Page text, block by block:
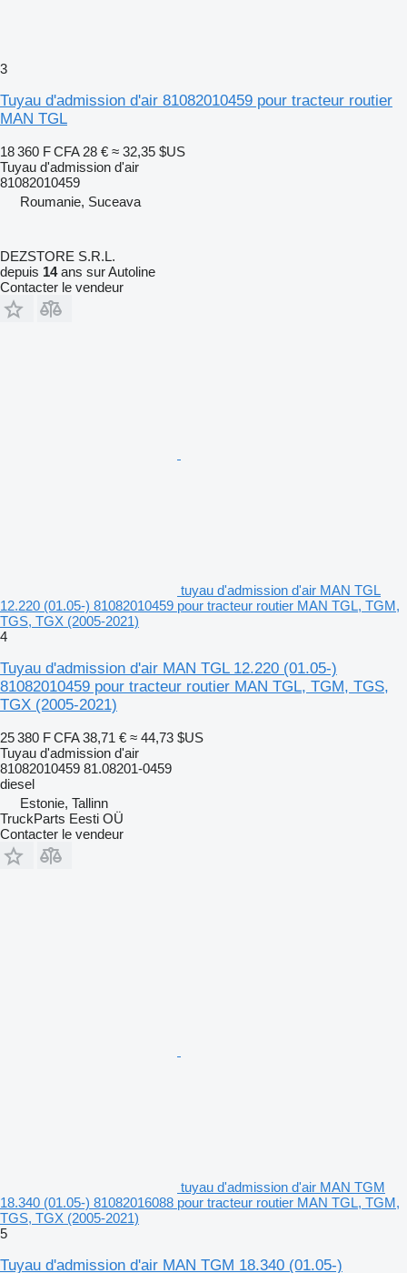
3
Tuyau d'admission d'air 81082010459 pour tracteur routier
MAN TGL
18 360 F CFA 28 € ≈ 32,35 $US
Tuyau d'admission d'air
81082010459
Roumanie, Suceava
DEZSTORE S.R.L.
depuis 14ans sur Autoline
Contacter le vendeur
tuyau d'admission d'air MAN TGL
12.220 (01.05-) 81082010459 pour tracteur routier MAN TGL, TGM,
TGS, TGX (2005-2021)
4
Tuyau d'admission d'air MAN TGL 12.220 (01.05-)
81082010459 pour tracteur routier MAN TGL, TGM, TGS,
TGX (2005-2021)
25 380 F CFA 38,71 € ≈ 44,73 $US
Tuyau d'admission d'air
81082010459 81.08201-0459
diesel
Estonie, Tallinn
TruckParts Eesti OÜ
Contacter le vendeur
tuyau d'admission d'air MAN TGM
18.340 (01.05-) 81082016088 pour tracteur routier MAN TGL, TGM,
TGS, TGX (2005-2021)
5
Tuyau d'admission d'air MAN TGM 18.340 (01.05-)